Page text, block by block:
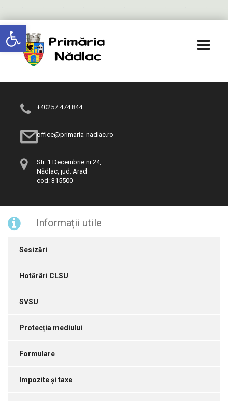
Deschide bara de unelte
+40257 474 844
office@primaria-nadlac.ro
Str. 1 Decembrie nr.24,
Nădlac, jud. Arad
cod: 315500
Informații utile
Sesizări
Hotărâri CLSU
SVSU
Protecția mediului
Formulare
Impozite și taxe